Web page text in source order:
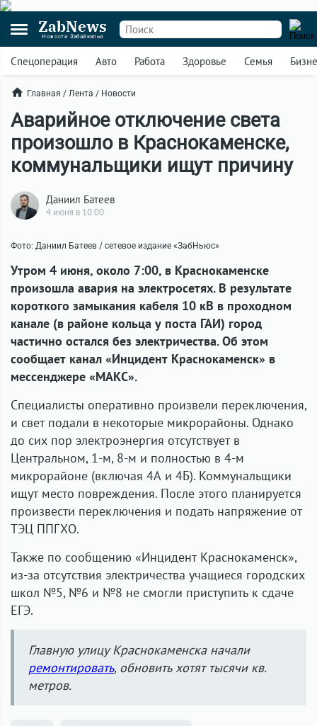
ZabNews
Новости Забайкалья
Спецоперация Авто Работа Здоровье Семья
Главная / Лента / Новости
Аварийное отключение света
произошло в Краснокаменске,
коммунальщики ищут причину
Даниил Батеев
4 июня в 10:00
Фото: Даниил Батеев / сетевое издание «ЗабНьюс»
Утром 4 июня, около 7:00, в Краснокаменске
произошла авария на электросетях. В результате
короткого замыкания кабеля 10 кВ в проходном
канале (в районе кольца у поста ГАИ) город
частично остался без электричества. Об этом
сообщает канал «Инцидент Краснокаменск» в
мессенджере «МАКС».
Специалисты оперативно произвели переключения,
и свет подали в некоторые микрорайоны. Однако
до сих пор электроэнергия отсутствует в
Центральном, 1-м, 8-м и полностью в 4-м
микрорайоне (включая 4А и 4Б). Коммунальщики
ищут место повреждения. После этого планируется
произвести переключения и подать напряжение от
ТЭЦ ППГХО.
Также по сообщению «Инцидент Краснокаменск»,
из-за отсутствия электричества учащиеся городских
школ №5, №6 и №8 не смогли приступить к сдаче
ЕГЭ.
Главную улицу Краснокаменска начали
ремонтировать, обновить хотят тысячи кв.
метров.